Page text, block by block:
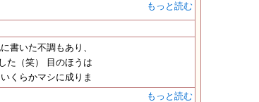
もっと読む
書いた不調もあり、
た（笑） 目のほうは
くらかマシに成りま
もっと読む